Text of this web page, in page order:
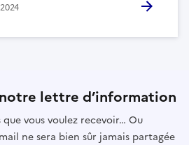
lettre d’information
vous voulez recevoir… Ou
ne sera bien sûr jamais partagée